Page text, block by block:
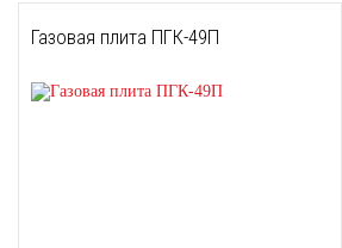
Газовая плита ПГК-49П